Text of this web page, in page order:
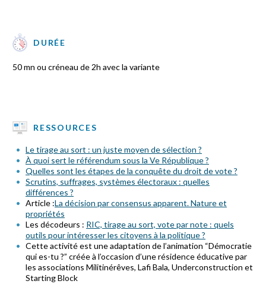
DURÉE
50 mn ou créneau de 2h avec la variante
RESSOURCES
Le tirage au sort : un juste moyen de sélection ?
À quoi sert le référendum sous la Ve République ?
Quelles sont les étapes de la conquête du droit de vote ?
Scrutins, suffrages, systèmes électoraux : quelles
différences ?
Article :La décision par consensus apparent. Nature et
propriétés
Les décodeurs : RIC, tirage au sort, vote par note : quels
outils pour intéresser les citoyens à la politique ?
Cette activité est une adaptation de l’animation “Démocratie
qui es-tu ?” créée à l’occasion d’une résidence éducative par
les associations Militinérêves, Lafi Bala, Underconstruction et
Starting Block